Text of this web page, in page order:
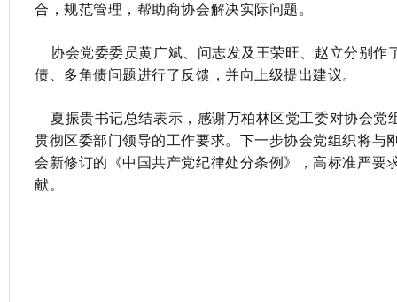
合，规范管理，帮助商协会解决实际问题。
协会党委委员黄广斌、问志发及王荣旺、赵立分别作
债、多角债问题进行了反馈，并向上级提出建议。
夏振贵书记总结表示，感谢万柏林区党工委对协会党
贯彻区委部门领导的工作要求。下一步协会党组织将与
会新修订的《中国共产党纪律处分条例》，高标准严要
献。